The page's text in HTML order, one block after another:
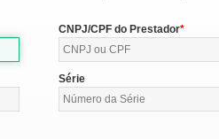
CNPJ/CPF do Prestador
Série